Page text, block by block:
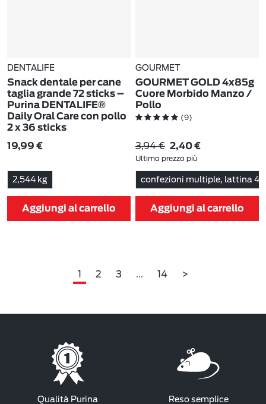
DENTALIFE
Snack dentale per cane
taglia grande 72 sticks –
Purina DENTALIFE®
Daily Oral Care con pollo
2 x 36 sticks
19,99 €
2,544 kg
Aggiungi al carrello
GOURMET
GOURMET GOLD 4x85g
Cuore Morbido Manzo /
Pollo
(9)
3,94 € 2,40 €
Ultimo prezzo più
basso: 3,94 € -39%
confezioni multiple, lattina 4
Aggiungi al carrello
1 2 3 ... 14 >
Qualità Purina Reso semplice